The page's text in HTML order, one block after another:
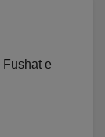
Fushat e